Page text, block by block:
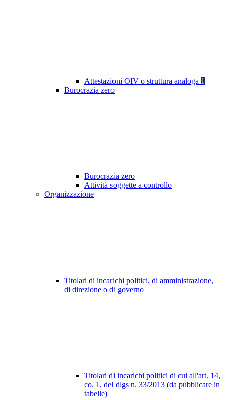
Attestazioni OIV o struttura analoga 1
Burocrazia zero
Burocrazia zero
Attività soggette a controllo
Organizzazione
Titolari di incarichi politici, di amministrazione,
di direzione o di governo
Titolari di incarichi politici di cui all'art. 14,
co. 1, del dlgs n. 33/2013 (da pubblicare in
tabelle)